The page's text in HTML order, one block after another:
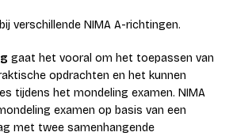
verschillende NIMA A-richtingen.
gaat het vooral om het toepassen van
opdrachten en het kunnen
tijdens het mondeling examen. NIMA
examen op basis van een
met twee samenhangende